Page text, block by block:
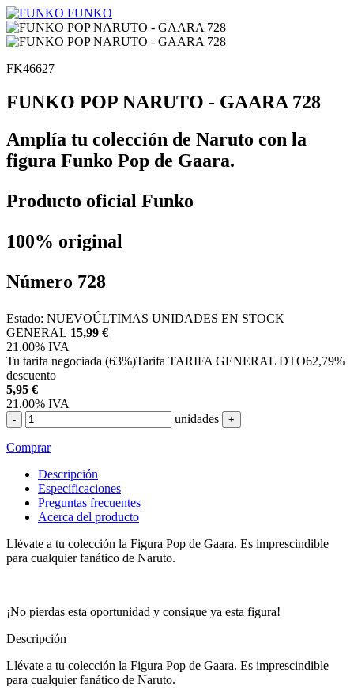
FUNKO
FK46627
FUNKO POP NARUTO - GAARA 728
Amplía tu colección de Naruto con la
figura Funko Pop de Gaara.
Producto oficial Funko
100% original
Número 728
Estado: NUEVOÚLTIMAS UNIDADES EN STOCK
GENERAL 15,99 €
21.00% IVA
Tu tarifa negociada (63%)Tarifa TARIFA GENERAL DTO62,79%
descuento
5,95 €
21.00% IVA
- unidades +
Comprar
Descripción
Especificaciones
Preguntas frecuentes
Acerca del producto
Llévate a tu colección la Figura Pop de Gaara. Es imprescindible
para cualquier fanático de Naruto.
¡No pierdas esta oportunidad y consigue ya esta figura!
Descripción
Llévate a tu colección la Figura Pop de Gaara. Es imprescindible
para cualquier fanático de Naruto.